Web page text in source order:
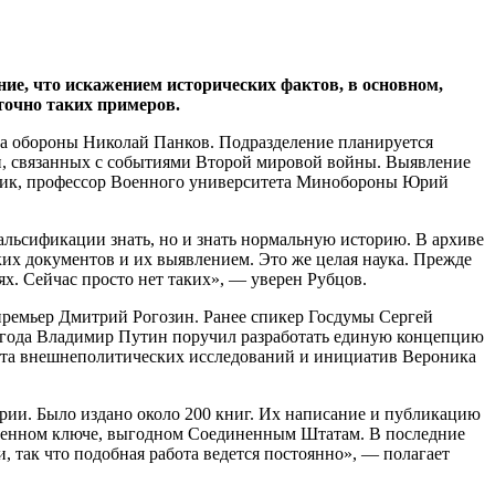
что искажением исторических фактов, в основном,
таких примеров.
обороны Николай Панков. Подразделение планируется
связанных с событиями Второй мировой войны. Выявление
профессор Военного университета Минобороны Юрий
знать, но и знать нормальную историю. В архиве
документов и их выявлением. Это же целая наука. Прежде
Сейчас просто нет таких», — уверен Рубцов.
Дмитрий Рогозин. Ранее спикер Госдумы Сергей
Владимир Путин поручил разработать единую концепцию
внешнеполитических исследований и инициатив Вероника
Было издано около 200 книг. Их написание и публикацию
ключе, выгодном Соединенным Штатам. В последние
что подобная работа ведется постоянно», — полагает